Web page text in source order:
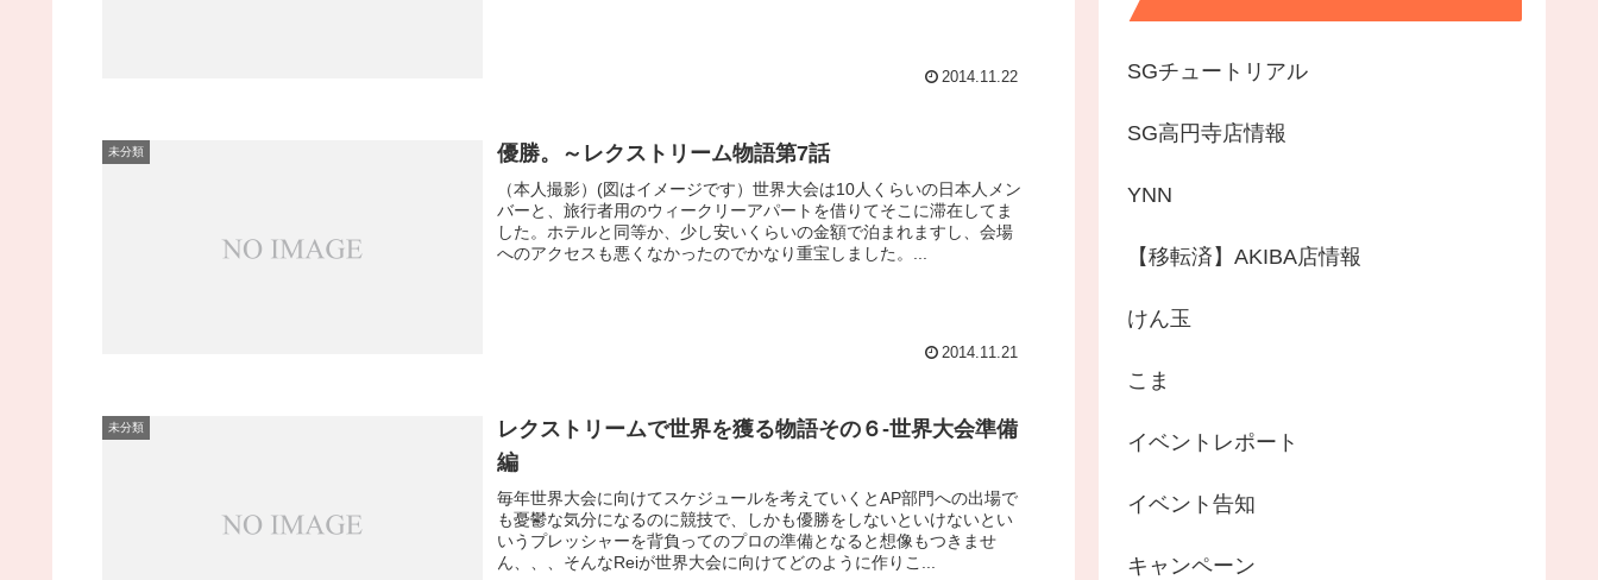
2014.11.22
未分類 優勝。～レクストリーム物語第7話
（本人撮影）(図はイメージです）世界大会は10人くらいの日本人メン
バーと、旅行者用のウィークリーアパートを借りてそこに滞在してま
した。ホテルと同等か、少し安いくらいの金額で泊まれますし、会場
へのアクセスも悪くなかったのでかなり重宝しました。...
2014.11.21
未分類
レクストリームで世界を獲る物語その６-世界大会準備
編
毎年世界大会に向けてスケジュールを考えていくとAP部門への出場で
も憂鬱な気分になるのに競技で、しかも優勝をしないといけないとい
いうプレッシャーを背負ってのプロの準備となると想像もつきませ
ん、、、そんなReiが世界大会に向けてどのように作りこ...
SGチュートリアル
SG高円寺店情報
YNN
【移転済】AKIBA店情報
けん玉
こま
イベントレポート
イベント告知
キャンペーン